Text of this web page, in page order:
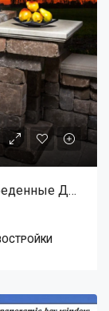
Барные Стойки, Диваны И Столы Обеденные Для Улицы